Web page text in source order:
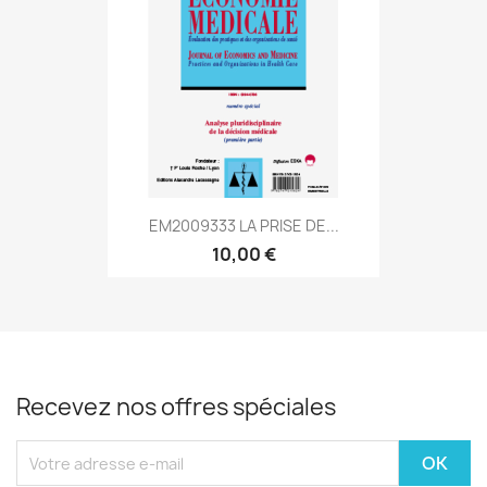
EM2009333 LA PRISE DE...
10,00 €
Recevez nos offres spéciales